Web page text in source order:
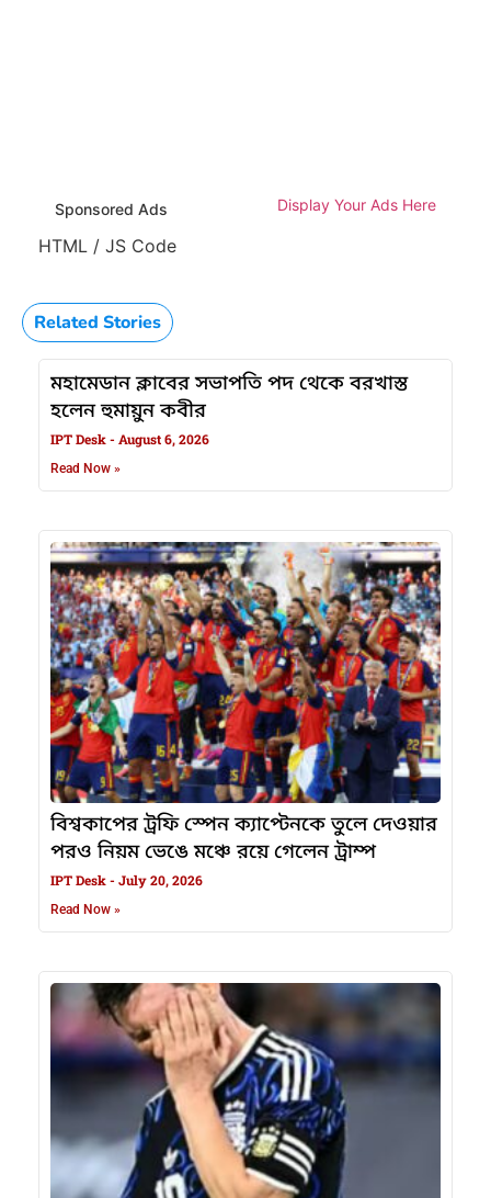
Sponsored Ads Display Your Ads Here
HTML / JS Code
Related Stories
মহামেডান ক্লাবের সভাপতি পদ থেকে বরখাস্ত
হলেন হুমায়ুন কবীর
IPT Desk August 6, 2026
Read Now »
বিশ্বকাপের ট্রফি স্পেন ক্যাপ্টেনকে তুলে দেওয়ার
পরও নিয়ম ভেঙে মঞ্চে রয়ে গেলেন ট্রাম্প
IPT Desk July 20, 2026
Read Now »